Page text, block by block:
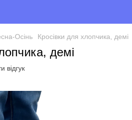
Осінь Кросівки для хлопчика, демі
демі
відгук